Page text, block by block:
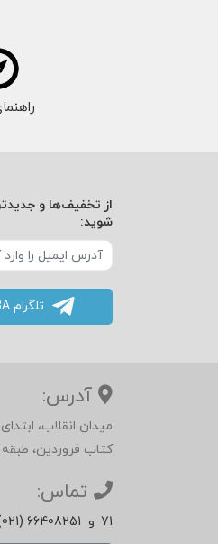
از تخفیف‌ها و
شوید:
تلگرام TMBA
آدرس:
کتاب فروردین، طبقه
تماس:
66408251 و 71